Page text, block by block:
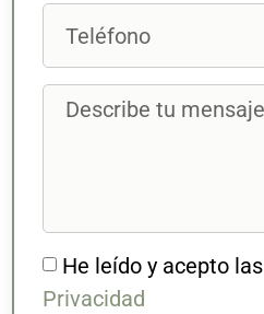
He leído y acepto las
Privacidad